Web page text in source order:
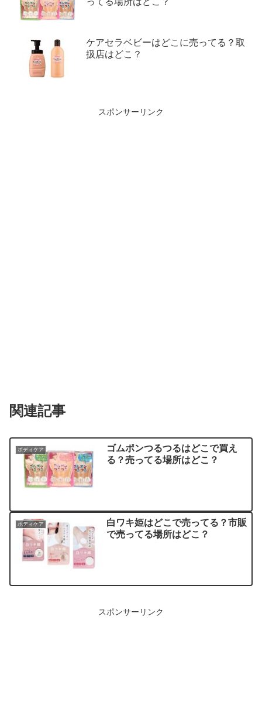
ケアセラベビーはどこに売ってる？取
扱店はどこ？
スポンサーリンク
関連記事
ボディケア
ゴムポンつるつるはどこで買え
る？売ってる場所はどこ？
ボディケア
白ワキ姫はどこで売ってる？市販
で売ってる場所はどこ？
スポンサーリンク